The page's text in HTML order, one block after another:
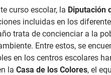
curso escolar, la Diputación
incluidas en los
trata de concienciar a la
Entre estos, se
en los centros escolares
la Casa de los Colores, el